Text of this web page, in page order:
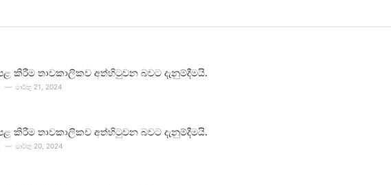
කිරීම තාවකාලිකව අත්හිටුවන බවට දැනුම්දීමයි.
මාර්තු 21, 2024
කිරීම තාවකාලිකව අත්හිටුවන බවට දැනුම්දීමයි.
මාර්තු 20, 2024